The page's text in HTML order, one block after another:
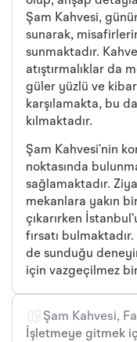
Şam Kahvesi,
sunarak,
sunmaktadır.
atıştırmalıklar da
güler yüzlü ve
karşılamakta, bu
kılmaktadır.
Şam Kahvesi’nin
noktasında
sağlamaktadır.
mekanlara yakın
çıkarırken
fırsatı
de sunduğu
için vazgeçilmez bir
Şam Kahvesi,
İşletmeye gitmek